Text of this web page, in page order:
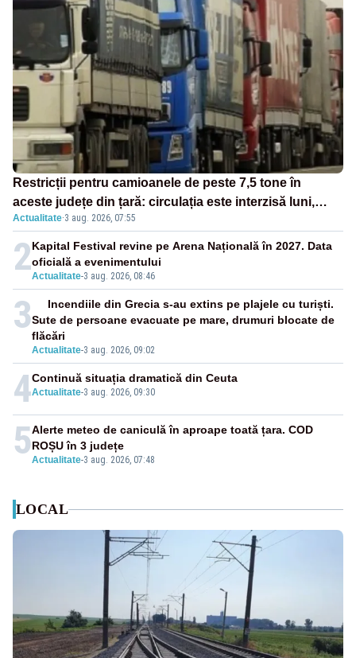
Restricții pentru camioanele de peste 7,5 tone în
aceste județe din țară: circulația este interzisă luni,
între orele 12:00 și 20:00
Actualitate·3 aug. 2026, 07:55
2Actualitate-3 aug. 2026, 08:46
Kapital Festival revine pe Arena Națională în 2027. Data
oficială a evenimentului
3
Actualitate-3 aug. 2026, 09:02
Incendiile din Grecia s-au extins pe plajele cu turiști.
Sute de persoane evacuate pe mare, drumuri blocate de
flăcări
4Actualitate-3 aug. 2026, 09:30
Continuă situația dramatică din Ceuta
5Actualitate-3 aug. 2026, 07:48
Alerte meteo de caniculă în aproape toată țara. COD
ROȘU în 3 județe
LOCAL